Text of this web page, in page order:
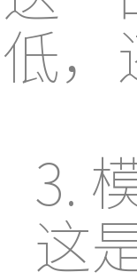
低
3.
这